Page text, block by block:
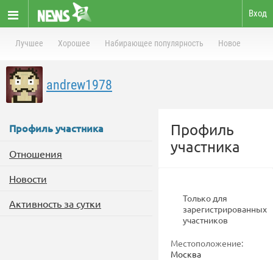
Вход
Лучшее Хорошее Набирающее популярность Новое
andrew1978
Профиль участника
Отношения
Новости
Активность за сутки
Профиль
участника
Только для
зарегистрированных
участников
Местоположение:
Москва